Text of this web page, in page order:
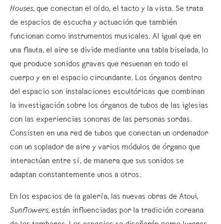
Houses, que conectan el oído, el tacto y la vista. Se trata
de espacios de escucha y actuación que también
funcionan como instrumentos musicales. Al igual que en
una flauta, el aire se divide mediante una tabla biselada, lo
que produce sonidos graves que resuenan en todo el
cuerpo y en el espacio circundante. Los órganos dentro
del espacio son instalaciones escultóricas que combinan
la investigación sobre los órganos de tubos de las iglesias
con las experiencias sonoras de las personas sordas.
Consisten en una red de tubos que conectan un ordenador
con un soplador de aire y varios módulos de órgano que
interactúan entre sí, de manera que sus sonidos se
adaptan constantemente unos a otros.
En los espacios de la galería, las nuevas obras de Atoui,
Sunflowers, están influenciadas por la tradición coreana